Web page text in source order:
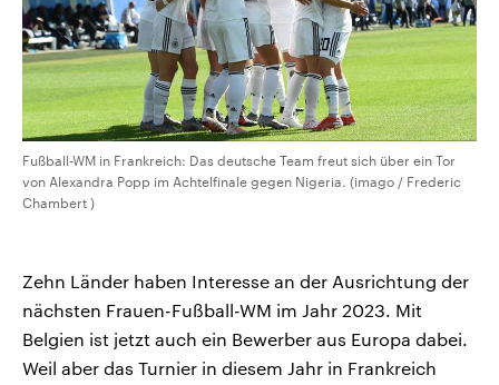
Fußball-WM in Frankreich: Das deutsche Team freut sich über ein Tor
von Alexandra Popp im Achtelfinale gegen Nigeria. (imago / Frederic
Chambert )
Zehn Länder haben Interesse an der Ausrichtung der
nächsten Frauen-Fußball-WM im Jahr 2023. Mit
Belgien ist jetzt auch ein Bewerber aus Europa dabei.
Weil aber das Turnier in diesem Jahr in Frankreich